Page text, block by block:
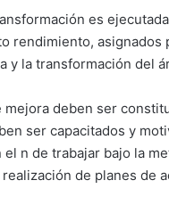
es
rendimiento, asignados
y la transformación del
mejora deben ser
ser capacitados y
n de trabajar bajo la
de planes de